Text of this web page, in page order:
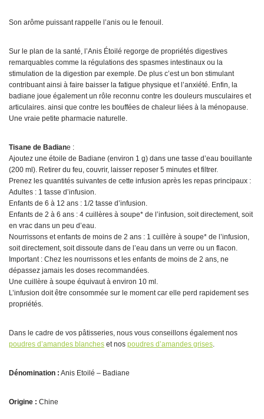
Son arôme puissant rappelle l’anis ou le fenouil.
Sur le plan de la santé, l’Anis Étoilé regorge de propriétés digestives
remarquables comme la régulations des spasmes intestinaux ou la
stimulation de la digestion par exemple. De plus c’est un bon stimulant
contribuant ainsi à faire baisser la fatigue physique et l’anxiété. Enfin, la
badiane joue également un rôle reconnu contre les douleurs musculaires et
articulaires. ainsi que contre les bouffées de chaleur liées à la ménopause.
Une vraie petite pharmacie naturelle.
Tisane de Badiane :
Ajoutez une étoile de Badiane (environ 1 g) dans une tasse d’eau bouillante
(200 ml). Retirer du feu, couvrir, laisser reposer 5 minutes et filtrer.
Prenez les quantités suivantes de cette infusion après les repas principaux :
Adultes : 1 tasse d’infusion.
Enfants de 6 à 12 ans : 1/2 tasse d’infusion.
Enfants de 2 à 6 ans : 4 cuillères à soupe* de l’infusion, soit directement, soit
en vrac dans un peu d’eau.
Nourrissons et enfants de moins de 2 ans : 1 cuillère à soupe* de l’infusion,
soit directement, soit dissoute dans de l’eau dans un verre ou un flacon.
Important : Chez les nourrissons et les enfants de moins de 2 ans, ne
dépassez jamais les doses recommandées.
Une cuillère à soupe équivaut à environ 10 ml.
L’infusion doit être consommée sur le moment car elle perd rapidement ses
propriétés.
Dans le cadre de vos pâtisseries, nous vous conseillons également nos
poudres d’amandes blanches et nos poudres d’amandes grises.
Dénomination : Anis Etoilé – Badiane
Origine : Chine